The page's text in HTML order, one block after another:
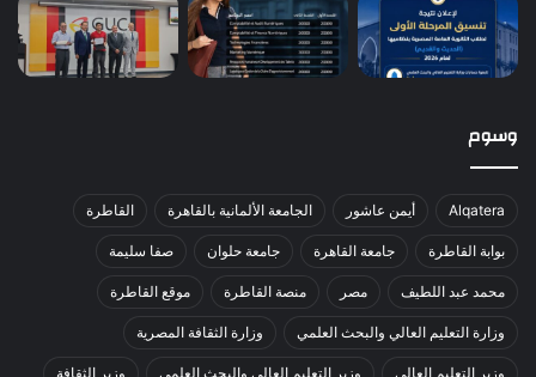
وسوم
Alqatera أيمن عاشور الجامعة الألمانية بالقاهرة القاطرة
بوابة القاطرة جامعة القاهرة جامعة حلوان صفا سليمة
محمد عبد اللطيف مصر منصة القاطرة موقع القاطرة
وزارة التعليم العالي والبحث العلمي وزارة الثقافة المصرية
وزير التعليم العالي وزير التعليم العالي والبحث العلمي وزير الثقافة